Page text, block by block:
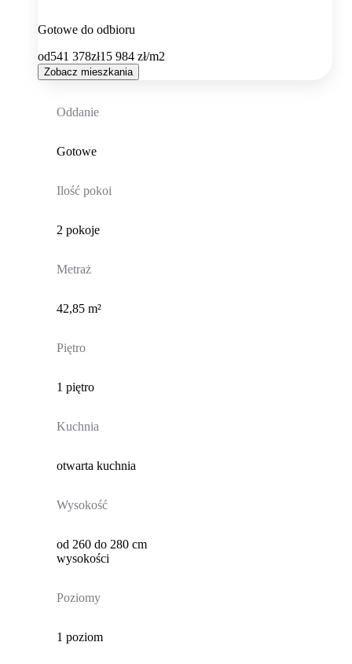
Gotowe do odbioru
od541 378zł15 984 zł/m2
Zobacz mieszkania
Oddanie
Gotowe
Ilość pokoi
2 pokoje
Metraż
42,85 m²
Piętro
1 piętro
Kuchnia
otwarta kuchnia
Wysokość
od 260 do 280 cm
wysokości
Poziomy
1 poziom